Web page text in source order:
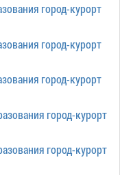
партнёрство
выявлении
город-курорт
город-курорт
город-курорт
город-курорт
город-курорт